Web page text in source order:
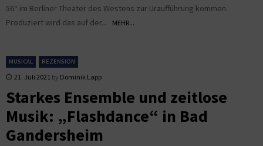
56“ im Berliner Theater des Westens zur Uraufführung kommen.
Produziert wird das auf der...
MEHR...
MUSICAL REZENSION
21. Juli 2021 by Dominik Lapp
Starkes Ensemble und zeitlose
Musik: „Flashdance“ in Bad
Gandersheim